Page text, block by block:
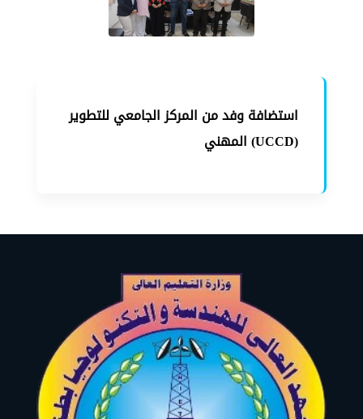
استضافة وفد من المركز الجامعي للتطوير
المهني (UCCD)